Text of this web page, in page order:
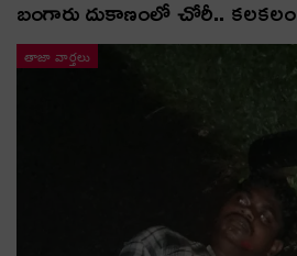
బంగారు దుకాణంలో చోరీ.. కలకలం
తాజా వార్తలు